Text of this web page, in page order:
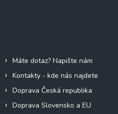
Máte dotaz? Napište nám
Kontakty - kde nás najdete
Doprava Česká republika
Doprava Slovensko a EU